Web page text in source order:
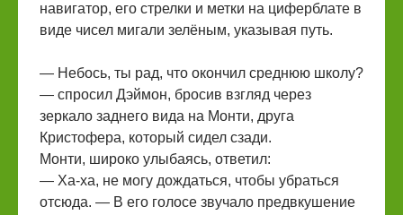
навигатор, его стрелки и метки на циферблате в
виде чисел мигали зелёным, указывая путь.
— Небось, ты рад, что окончил среднюю школу?
— спросил Дэймон, бросив взгляд через
зеркало заднего вида на Монти, друга
Кристофера, который сидел сзади.
Монти, широко улыбаясь, ответил:
— Ха-ха, не могу дождаться, чтобы убраться
отсюда. — В его голосе звучало предвкушение